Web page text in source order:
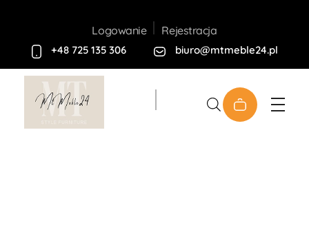
Logowanie Rejestracja
+48 725 135 306 biuro@mtmeble24.pl